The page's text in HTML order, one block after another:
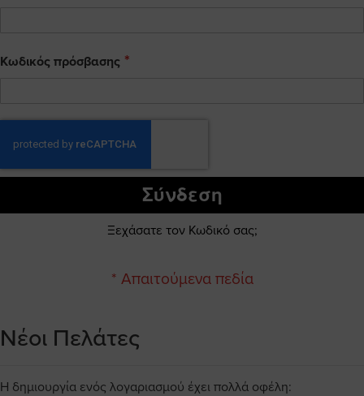
Κωδικός πρόσβασης
Σύνδεση
Ξεχάσατε τον Κωδικό σας;
Νέοι Πελάτες
Η δημιουργία ενός λογαριασμού έχει πολλά οφέλη: